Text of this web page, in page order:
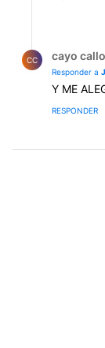
CC cayo callo
Responder a
Y ME
RESPONDER